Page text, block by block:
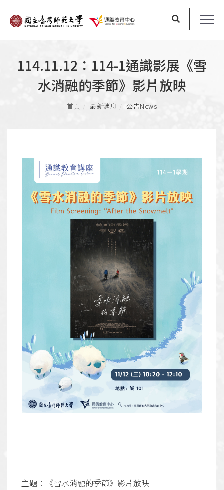
114.11.12：114-1通識影展《雪
水消融的季節》影片放映
首頁 最新消息 公告News
主題：《雪水消融的季節》影片放映